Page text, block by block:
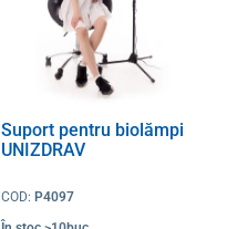
Suport pentru biolămpi
UNIZDRAV
COD:P4097